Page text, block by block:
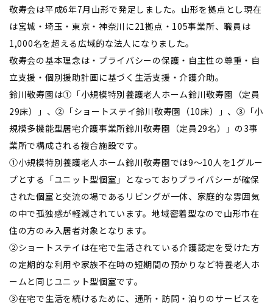
敬寿会は平成6年7月山形で発足しました。山形を拠点とし現在
は宮城・埼玉・東京・神奈川に21拠点・105事業所、職員は
1,000名を超える広域的な法人になりました。
敬寿会の基本理念は・プライバシーの保護・自主性の尊重・自
立支援・個別援助計画に基づく生活支援・介護介助。
鈴川敬寿園は①「小規模特別養護老人ホーム鈴川敬寿園（定員
29床）」、②「ショートステイ鈴川敬寿園（10床）」、③「小
規模多機能型居宅介護事業所鈴川敬寿園（定員29名）」の3事
業所で構成される複合施設です。
①小規模特別養護老人ホーム鈴川敬寿園では9～10人を1グルー
プとする「ユニット型個室」となっておりプライバシーが確保
された個室と交流の場であるリビングが一体、家庭的な雰囲気
の中で孤独感が軽減されています。地域密着型なので山形市在
住の方のみ入居者対象となります。
②ショートステイは在宅で生活されている介護認定を受けた方
の定期的な利用や家族不在時の短期間の預かりなど特養老人ホ
ームと同じユニット型個室です。
③在宅で生活を続けるために、通所・訪問・泊りのサービスを